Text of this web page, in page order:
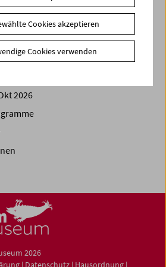
2026
2026
| Datenschutz | Hausordnung |
Cookies akzeptieren
Cookies verwenden